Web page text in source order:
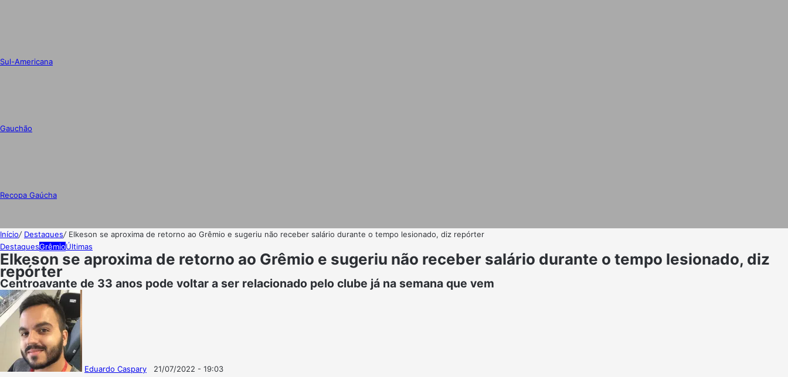
Sul-Americana
Gauchão
Recopa Gaúcha
Início/ Destaques/ Elkeson se aproxima de retorno ao Grêmio e sugeriu não receber salário durante o tempo lesionado, diz repórter
DestaquesGrêmioÚltimas
Elkeson se aproxima de retorno ao Grêmio e sugeriu não receber salário durante o tempo lesionado, diz
repórter
Centroavante de 33 anos pode voltar a ser relacionado pelo clube já na semana que vem
Eduardo Caspary
21/07/2022 - 19:03